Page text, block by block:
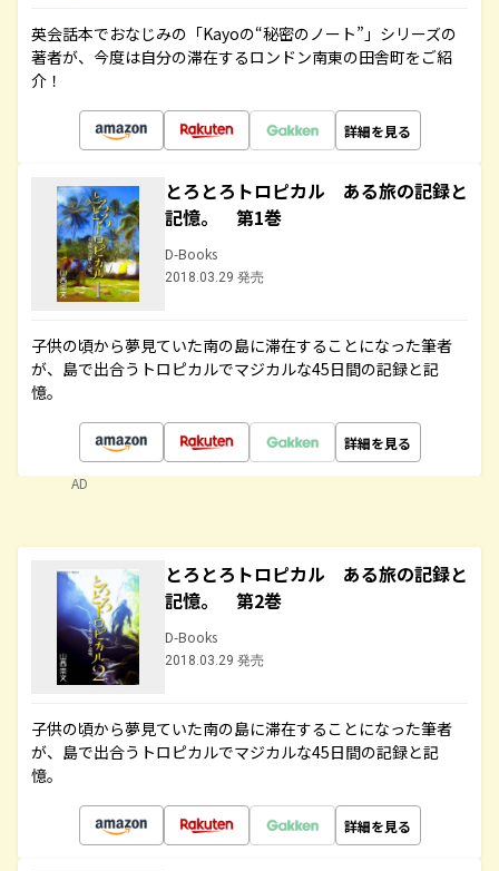
英会話本でおなじみの「Kayoの“秘密のノート”」シリーズの
著者が、今度は自分の滞在するロンドン南東の田舎町をご紹
介！
詳細を見る
とろとろトロピカル ある旅の記録と
記憶。 第1巻
D-Books
2018.03.29 発売
子供の頃から夢見ていた南の島に滞在することになった筆者
が、島で出合うトロピカルでマジカルな45日間の記録と記
憶。
詳細を見る
AD
とろとろトロピカル ある旅の記録と
記憶。 第2巻
D-Books
2018.03.29 発売
子供の頃から夢見ていた南の島に滞在することになった筆者
が、島で出合うトロピカルでマジカルな45日間の記録と記
憶。
詳細を見る